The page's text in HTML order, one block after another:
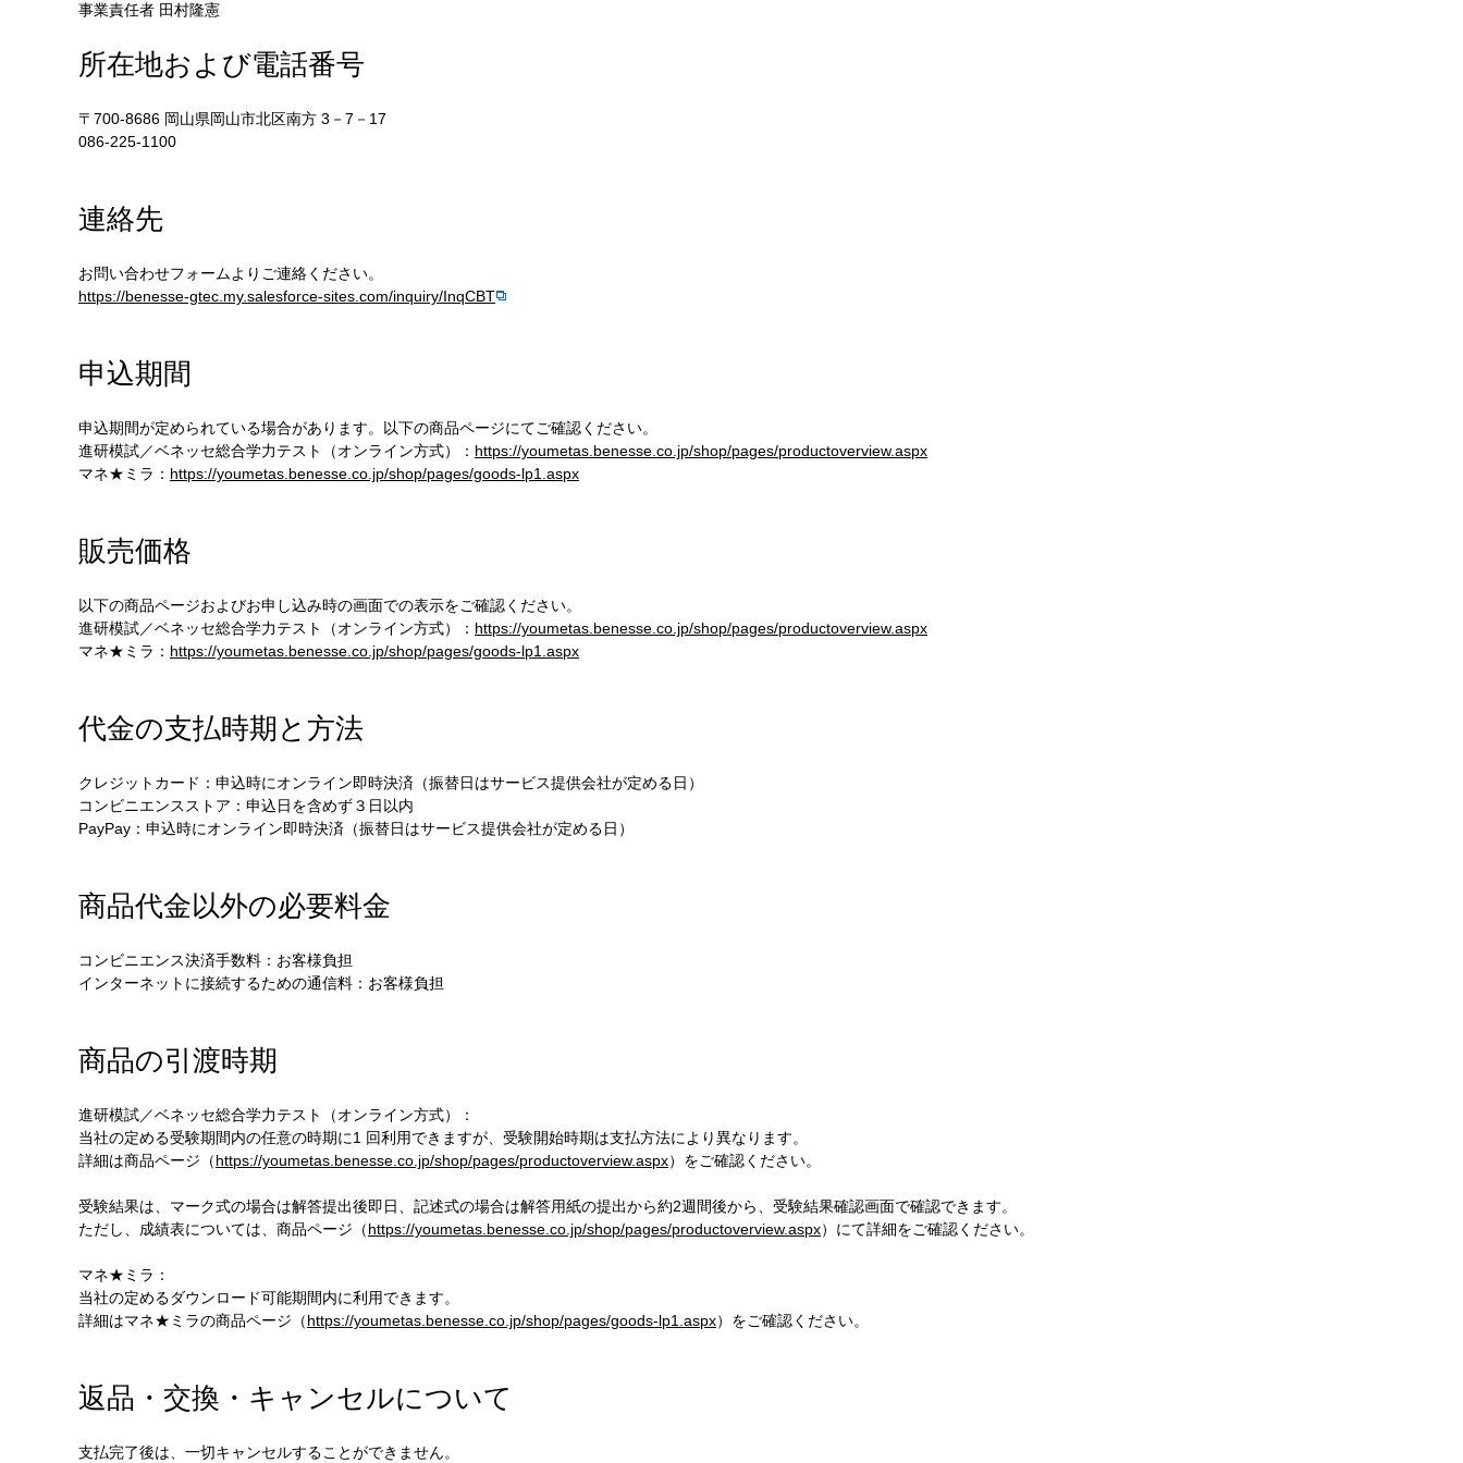
事業責任者 田村隆憲
所在地および電話番号
〒700-8686 岡山県岡山市北区南方 3－7－17
086-225-1100
連絡先
お問い合わせフォームよりご連絡ください。
https://benesse-gtec.my.salesforce-sites.com/inquiry/InqCBT
申込期間
申込期間が定められている場合があります。以下の商品ページにてご確認ください。
進研模試／ベネッセ総合学力テスト（オンライン方式）： https://youmetas.benesse.co.jp/shop/pages/productoverview.aspx
マネ★ミラ： https://youmetas.benesse.co.jp/shop/pages/goods-lp1.aspx
販売価格
以下の商品ページおよびお申し込み時の画面での表示をご確認ください。
進研模試／ベネッセ総合学力テスト（オンライン方式）： https://youmetas.benesse.co.jp/shop/pages/productoverview.aspx
マネ★ミラ： https://youmetas.benesse.co.jp/shop/pages/goods-lp1.aspx
代金の支払時期と方法
クレジットカード：申込時にオンライン即時決済（振替日はサービス提供会社が定める日）
コンビニエンスストア：申込日を含めず３日以内
PayPay：申込時にオンライン即時決済（振替日はサービス提供会社が定める日）
商品代金以外の必要料金
コンビニエンス決済手数料：お客様負担
インターネットに接続するための通信料：お客様負担
商品の引渡時期
進研模試／ベネッセ総合学力テスト（オンライン方式）：
当社の定める受験期間内の任意の時期に1 回利用できますが、受験開始時期は支払方法により異なります。
詳細は商品ページ（https://youmetas.benesse.co.jp/shop/pages/productoverview.aspx）をご確認ください。
受験結果は、マーク式の場合は解答提出後即日、記述式の場合は解答用紙の提出から約2週間後から、受験結果確認画面で確認できます。
ただし、成績表については、商品ページ（https://youmetas.benesse.co.jp/shop/pages/productoverview.aspx）にて詳細をご確認ください。
マネ★ミラ：
当社の定めるダウンロード可能期間内に利用できます。
詳細はマネ★ミラの商品ページ（https://youmetas.benesse.co.jp/shop/pages/goods-lp1.aspx）をご確認ください。
返品・交換・キャンセルについて
支払完了後は、一切キャンセルすることができません。